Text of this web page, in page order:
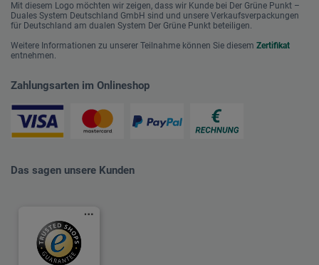
Mit diesem Logo möchten wir zeigen, dass wir Kunde bei Der Grüne Punkt –
Duales System Deutschland GmbH sind und unsere Verkaufsverpackungen
für Deutschland am dualen System Der Grüne Punkt beteiligen.
Weitere Informationen zu unserer Teilnahme können Sie diesem Zertifikat
entnehmen.
Zahlungsarten im Onlineshop
Das sagen unsere Kunden